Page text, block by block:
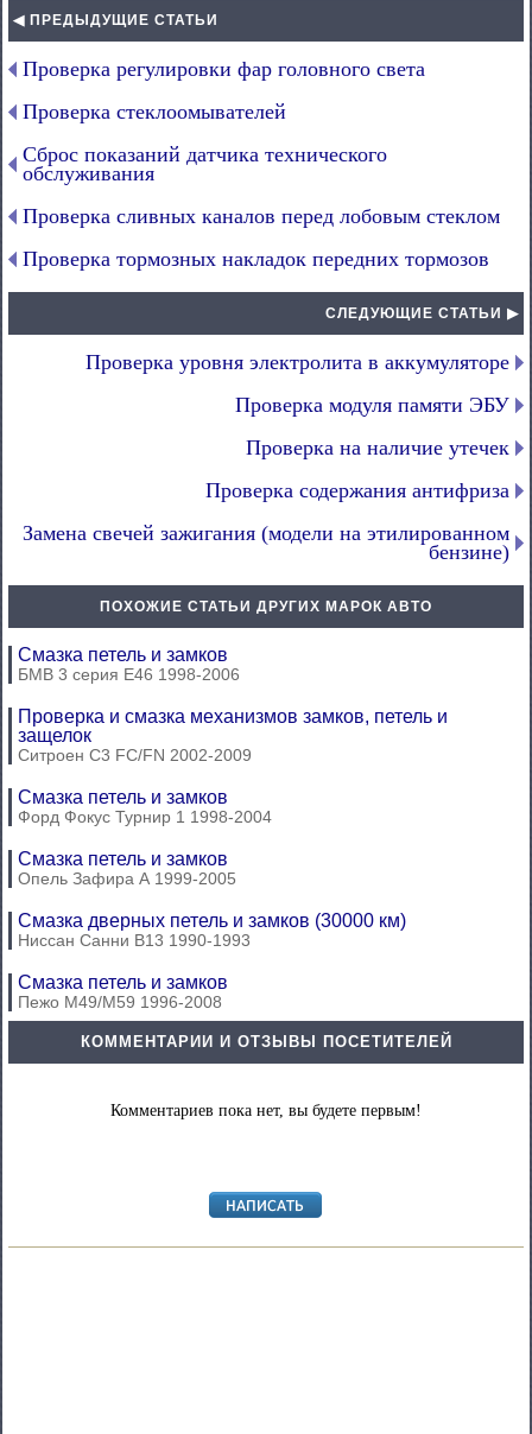
◀ ПРЕДЫДУЩИЕ СТАТЬИ
Проверка регулировки фар головного света
Проверка стеклоомывателей
Сброс показаний датчика технического
обслуживания
Проверка сливных каналов перед лобовым стеклом
Проверка тормозных накладок передних тормозов
СЛЕДУЮЩИЕ СТАТЬИ ▶
Проверка уровня электролита в аккумуляторе
Проверка модуля памяти ЭБУ
Проверка на наличие утечек
Проверка содержания антифриза
Замена свечей зажигания (модели на этилированном
бензине)
ПОХОЖИЕ СТАТЬИ ДРУГИХ МАРОК АВТО
Смазка петель и замков
БМВ 3 серия Е46 1998-2006
Проверка и смазка механизмов замков, петель и
защелок
Ситроен С3 FC/FN 2002-2009
Смазка петель и замков
Форд Фокус Турнир 1 1998-2004
Смазка петель и замков
Опель Зафира А 1999-2005
Смазка дверных петель и замков (30000 км)
Ниссан Санни В13 1990-1993
Смазка петель и замков
Пежо М49/М59 1996-2008
КОММЕНТАРИИ И ОТЗЫВЫ ПОСЕТИТЕЛЕЙ
Комментариев пока нет, вы будете первым!